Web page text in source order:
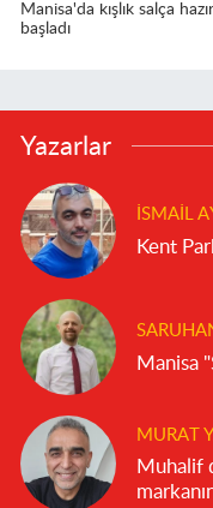
Manisa'da kışlık salça
başladı
Yazarlar
İSMAIL
Kent
Manisa
MURAT
Muhalif